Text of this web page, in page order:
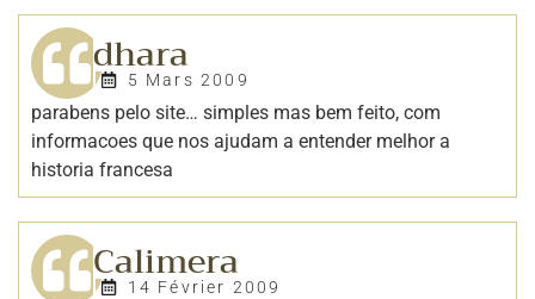
dhara
5 Mars 2009
parabens pelo site… simples mas bem feito, com
informacoes que nos ajudam a entender melhor a
historia francesa
Calimera
14 Février 2009